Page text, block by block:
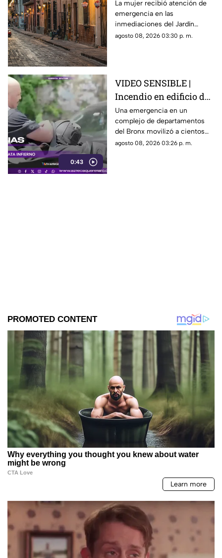
vía pública en el Centro
Histórico de Querétaro
La mujer recibió atención de
emergencia en las
inmediaciones del Jardín
Corregidora, pero los
agosto 08, 2026 03:30 p. m.
0:43
VIDEO SENSIBLE |
Incendio en edificio de
Nueva York deja un
mu3rto y 14 heridos
Una emergencia en un
complejo de departamentos
del Bronx movilizó a cientos
de bomberos y dejó víctimas
agosto 08, 2026 03:26 p. m.